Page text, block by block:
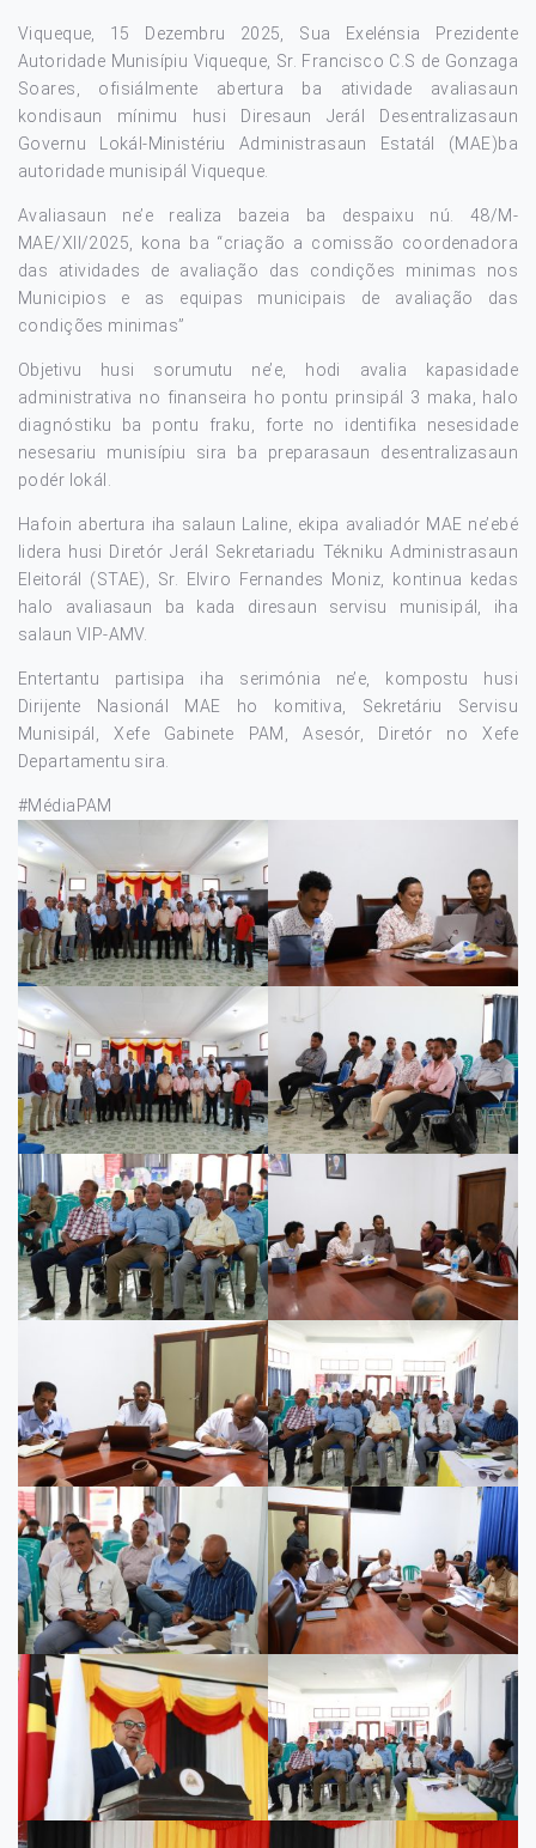
Viqueque, 15 Dezembru 2025, Sua Exelénsia Prezidente
Autoridade Munisípiu Viqueque, Sr. Francisco C.S de Gonzaga
Soares, ofisiálmente abertura ba atividade avaliasaun
kondisaun mínimu husi Diresaun Jerál Desentralizasaun
Governu Lokál-Ministériu Administrasaun Estatál (MAE)ba
autoridade munisipál Viqueque.
Avaliasaun ne’e realiza bazeia ba despaixu nú. 48/M-
MAE/XII/2025, kona ba “criação a comissão coordenadora
das atividades de avaliação das condições minimas nos
Municipios e as equipas municipais de avaliação das
condições minimas”
Objetivu husi sorumutu ne’e, hodi avalia kapasidade
administrativa no finanseira ho pontu prinsipál 3 maka, halo
diagnóstiku ba pontu fraku, forte no identifika nesesidade
nesesariu munisípiu sira ba preparasaun desentralizasaun
podér lokál.
Hafoin abertura iha salaun Laline, ekipa avaliadór MAE ne’ebé
lidera husi Diretór Jerál Sekretariadu Tékniku Administrasaun
Eleitorál (STAE), Sr. Elviro Fernandes Moniz, kontinua kedas
halo avaliasaun ba kada diresaun servisu munisipál, iha
salaun VIP-AMV.
Entertantu partisipa iha serimónia ne’e, kompostu husi
Dirijente Nasionál MAE ho komitiva, Sekretáriu Servisu
Munisipál, Xefe Gabinete PAM, Asesór, Diretór no Xefe
Departamentu sira.
#MédiaPAM